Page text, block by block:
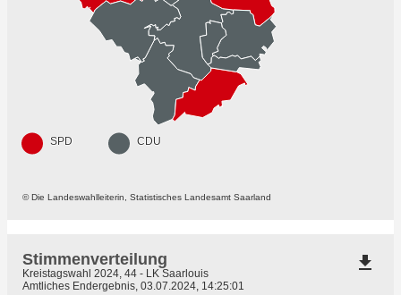
© Die Landeswahlleiterin, Statistisches Landesamt Saarland
SPD CDU
Stimmenverteilung
Kreistagswahl 2024, 44 - LK Saarlouis
Amtliches Endergebnis, 03.07.2024, 14:25:01
file_download